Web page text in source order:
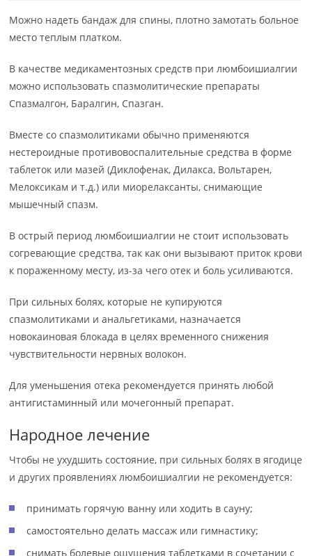
Можно надеть бандаж для спины, плотно замотать больное
место теплым платком.
В качестве медикаментозных средств при люмбоишиалгии
можно использовать спазмолитические препараты
Спазмалгон, Баралгин, Спазган.
Вместе со спазмолитиками обычно применяются
нестероидные противовоспалительные средства в форме
таблеток или мазей (Диклофенак, Дилакса, Вольтарен,
Мелоксикам и т.д.) или миорелаксанты, снимающие
мышечный спазм.
В острый период люмбоишиалгии не стоит использовать
согревающие средства, так как они вызывают приток крови
к пораженному месту, из-за чего отек и боль усиливаются.
При сильных болях, которые не купируются
спазмолитиками и анальгетиками, назначается
новокаиновая блокада в целях временного снижения
чувствительности нервных волокон.
Для уменьшения отека рекомендуется принять любой
антигистаминный или мочегонный препарат.
Народное лечение
Чтобы не ухудшить состояние, при сильных болях в ягодице
и других проявлениях люмбоишиалгии не рекомендуется:
принимать горячую ванну или ходить в сауну;
самостоятельно делать массаж или гимнастику;
снимать болевые ощущения таблетками в сочетании с